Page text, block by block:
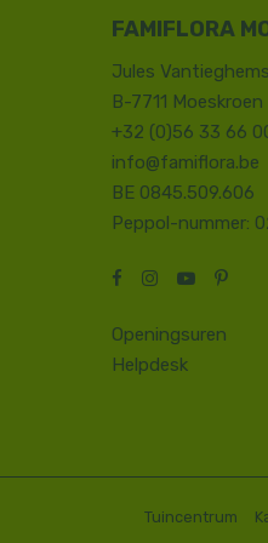
FAMIFLORA
Jules
B-7711 Moeskroen
+32 (0)56 33 66
info@famiflora.be
BE 0845.509.606
Peppol-nummer:
Openingsuren
Helpdesk
Tuincentrum